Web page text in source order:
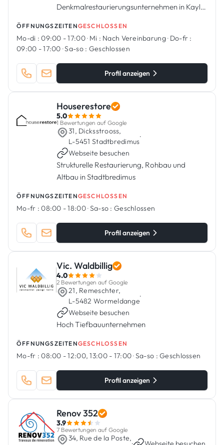
Denkmalrestaurierungsunternehmen in Kayl,
ÖFFNUNGSZEITENGESCHLOSSEN
Mo-di : 09:00 - 17:00· Mi : Nach Vereinbarung· Do-fr :
09:00 - 17:00 ·Sa-so : Geschlossen
Profil anzeigen
Houserestore
5.0
1 Bewertungen auf Google
31, Dicksstrooss,
L-5451 Stadtbredimus
·
Webseite besuchen
Strukturelle Restaurierung, Rohbau und
Altbau in Stadtbredimus
ÖFFNUNGSZEITENGESCHLOSSEN
Mo-fr : 08:00 - 18:00·Sa-so : Geschlossen
Profil anzeigen
Vic. Waldbillig
4.0
2 Bewertungen auf Google
21, Remeschter,
L-5482 Wormeldange
·
Webseite besuchen
Hoch Tiefbauunternehmen
ÖFFNUNGSZEITENGESCHLOSSEN
Mo-fr : 08:00 - 12:00, 13:00 - 17:00·Sa-so : Geschlossen
Profil anzeigen
Renov 352
3.9
7 Bewertungen auf Google
34, Rue de la Poste,